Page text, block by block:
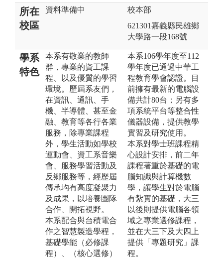
所在
校區
資料準備中
校本部
621301嘉義縣民雄鄉
大學路一段168號
學系
特色
本系有敬業的教師
群，專業的資工課
程、以及優質的學習
環境。歷屆系友們，
在資訊、通訊、手
機、半導體、甚至金
融、教育等各行各業
服務，除專業課程
外，學生活動如學校
運動會、資工系音樂
會、服務學習活動及
反鄉服務等，經歷屆
傳承均有高度凝聚力
及成果，以培養團隊
合作、開拓視野。
本系配合與台積電合
作之智慧製造學程，
基礎學能（必修課
程）、（核心選修）
本系106學年度至112
學年度已通過中華工
程教育學會認證。目
前擁有最新的電腦設
備共計80台；另有多
項系統平台等整合性
儀器設備，提供教學
實習及研究使用。
本系對學士班課程精
心設計安排，前二年
課程著重於基礎的電
腦知識與計算機數
學，讓學生對於電腦
有紮實的基礎，大三
以後則提供電腦各領
域之專業選修課程，
並在大三下及大四上
提供「專題研究」課
程。